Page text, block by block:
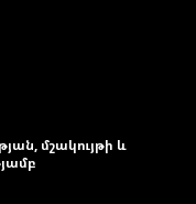
մշակույթի և